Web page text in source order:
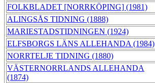
FOLKBLADET [NORRKÖPING] (1981)
ALINGSÅS TIDNING (1888)
MARIESTADSTIDNINGEN (1924)
ELFSBORGS LÄNS ALLEHANDA (1984)
NORRTELJE TIDNING (1880)
VÄSTERNORRLANDS ALLEHANDA
(1874)